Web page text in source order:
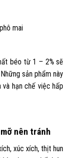
mai
béo từ 1 – 2% sẽ
sản phẩm này
hạn chế việc hấp
nên tránh
xúc xích, thịt hun